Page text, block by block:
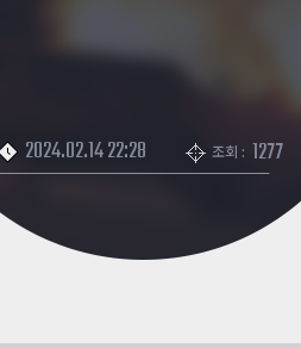
2024.02.14 22:28 조회 : 1277